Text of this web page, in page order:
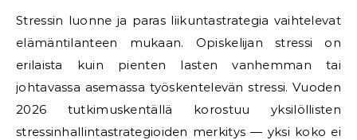
Stressin luonne ja paras liikuntastrategia vaihtelevat
elämäntilanteen mukaan. Opiskelijan stressi on
erilaista kuin pienten lasten vanhemman tai
johtavassa asemassa työskentelevän stressi. Vuoden
2026 tutkimuskentällä korostuu yksilöllisten
stressinhallintastrategioiden merkitys — yksi koko ei